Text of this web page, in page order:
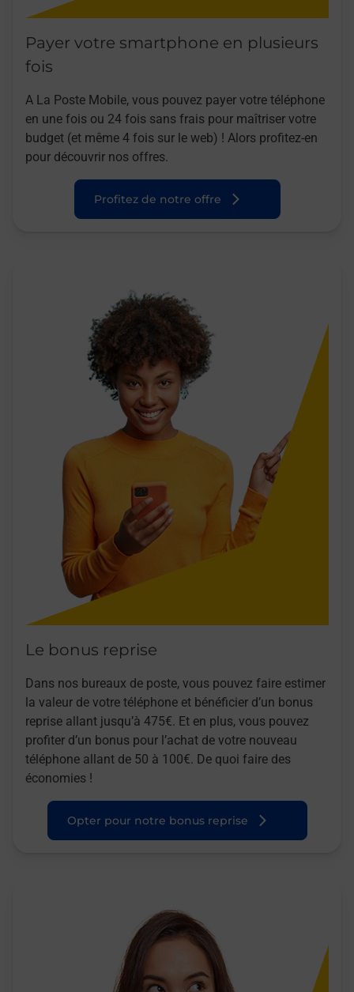
Payer votre smartphone en plusieurs
fois
A La Poste Mobile, vous pouvez payer votre téléphone
en une fois ou 24 fois sans frais pour maîtriser votre
budget (et même 4 fois sur le web) ! Alors profitez-en
pour découvrir nos offres.
Profitez de notre offre
Le bonus reprise
Dans nos bureaux de poste, vous pouvez faire estimer
la valeur de votre téléphone et bénéficier d’un bonus
reprise allant jusqu’à 475€. Et en plus, vous pouvez
profiter d’un bonus pour l’achat de votre nouveau
téléphone allant de 50 à 100€. De quoi faire des
économies !
Opter pour notre bonus reprise